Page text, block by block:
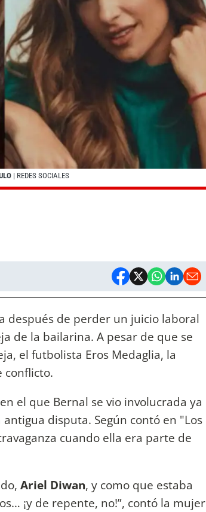
| REDES SOCIALES
después de perder un juicio laboral
de la bailarina. A pesar de que se
el futbolista Eros Medaglia, la
conflicto.
el que Bernal se vio involucrada ya
disputa. Según contó en "Los
cuando ella era parte de
Ariel Diwan, y como que estaba
¡y de repente, no!”, contó la mujer